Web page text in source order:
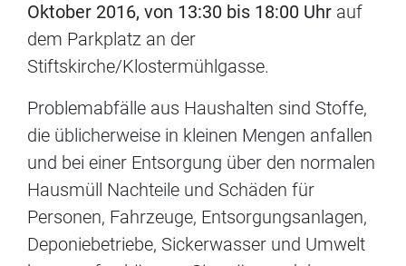
Oktober 2016, von 13:30 bis 18:00 Uhr auf
dem Parkplatz an der
Stiftskirche/Klostermühlgasse.
Problemabfälle aus Haushalten sind Stoffe,
die üblicherweise in kleinen Mengen anfallen
und bei einer Entsorgung über den normalen
Hausmüll Nachteile und Schäden für
Personen, Fahrzeuge, Entsorgungsanlagen,
Deponiebetriebe, Sickerwasser und Umwelt